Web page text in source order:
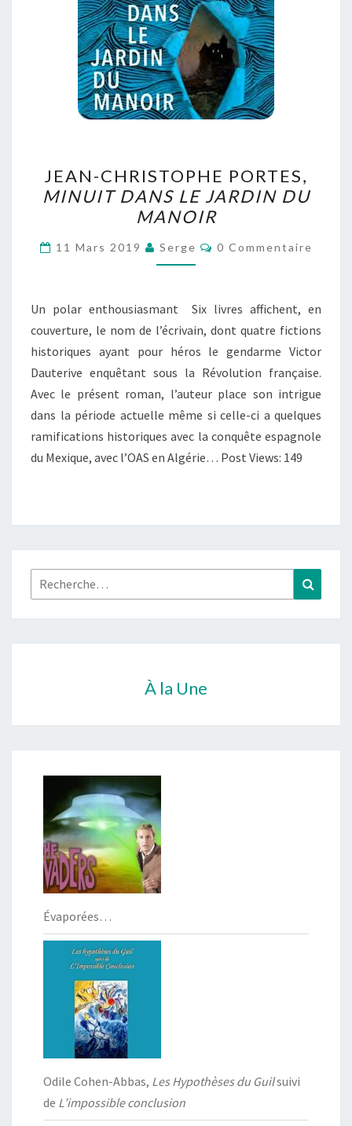
CHRISTOPHE
PORTES,
MINUIT
DANS
LE
DU
MANOIR
JEAN-CHRISTOPHE PORTES,
MINUIT DANS LE JARDIN DU
MANOIR
11 Mars 2019 Serge Commentaires
0 Commentaire
Un polar enthousiasmant Six livres affichent, en
couverture, le nom de l’écrivain, dont quatre fictions
historiques ayant pour héros le gendarme Victor
Dauterive enquêtant sous la Révolution française.
Avec le présent roman, l’auteur place son intrigue
dans la période actuelle même si celle-ci a quelques
ramifications historiques avec la conquête espagnole
du Mexique, avec l’OAS en Algérie… Post Views: 149
Rechercher :
À la Une
Évaporées…
Odile Cohen-Abbas, Les Hypothèses du Guilsuivi
de L’impossible conclusion